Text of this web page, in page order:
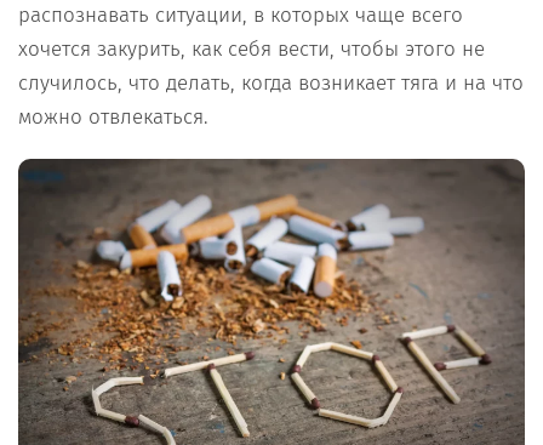
распознавать ситуации, в которых чаще всего
хочется закурить, как себя вести, чтобы этого не
случилось, что делать, когда возникает тяга и на что
можно отвлекаться.